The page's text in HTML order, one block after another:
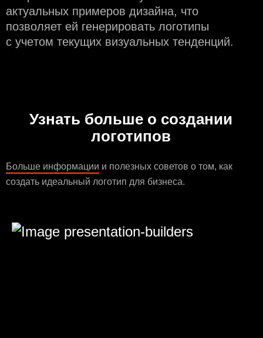
актуальных примеров дизайна, что
позволяет ей генерировать логотипы
с учeтом текущих визуальных тенденций.
Узнать больше о создании
логотипов
Больше информации и полезных советов о том, как
создать идеальный логотип для бизнеса.